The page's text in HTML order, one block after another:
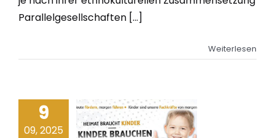
Parallelgesellschaften [...]
Weiterlesen
9
09, 2025